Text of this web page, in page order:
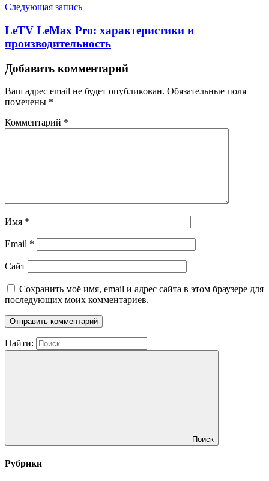
Следующая запись
LeTV LeMax Pro: характеристики и
производительность
Добавить комментарий
Ваш адрес email не будет опубликован. Обязательные поля
помечены *
Комментарий *
Имя *
Email *
Сайт
Сохранить моё имя, email и адрес сайта в этом браузере для
последующих моих комментариев.
Найти:
Поиск
Рубрики